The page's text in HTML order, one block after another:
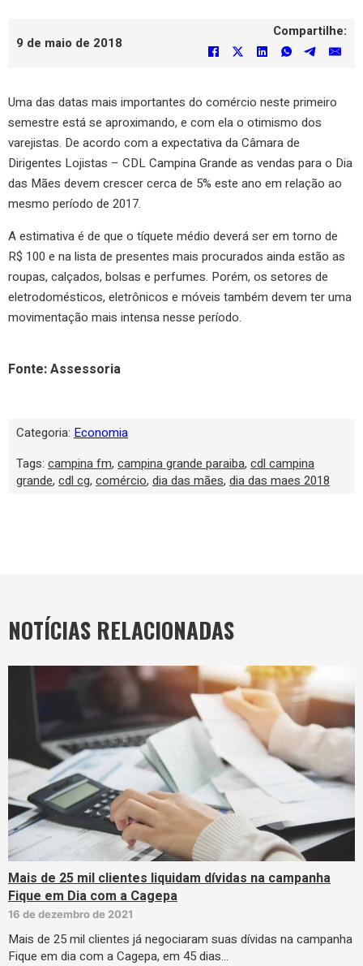
9 de maio de 2018
Compartilhe:
Uma das datas mais importantes do comércio neste primeiro
semestre está se aproximando, e com ela o otimismo dos
varejistas. De acordo com a expectativa da Câmara de
Dirigentes Lojistas – CDL Campina Grande as vendas para o Dia
das Mães devem crescer cerca de 5% este ano em relação ao
mesmo período de 2017.
A estimativa é de que o tíquete médio deverá ser em torno de
R$ 100 e na lista de presentes mais procurados ainda estão as
roupas, calçados, bolsas e perfumes. Porém, os setores de
eletrodomésticos, eletrônicos e móveis também devem ter uma
movimentação mais intensa nesse período.
Fonte: Assessoria
Categoria: Economia
Tags: campina fm, campina grande paraiba, cdl campina
grande, cdl cg, comércio, dia das mães, dia das maes 2018
NOTÍCIAS RELACIONADAS
Mais de 25 mil clientes liquidam dívidas na campanha
Fique em Dia com a Cagepa
16 de dezembro de 2021
Mais de 25 mil clientes já negociaram suas dívidas na campanha
Fique em dia com a Cagepa, em 45 dias…